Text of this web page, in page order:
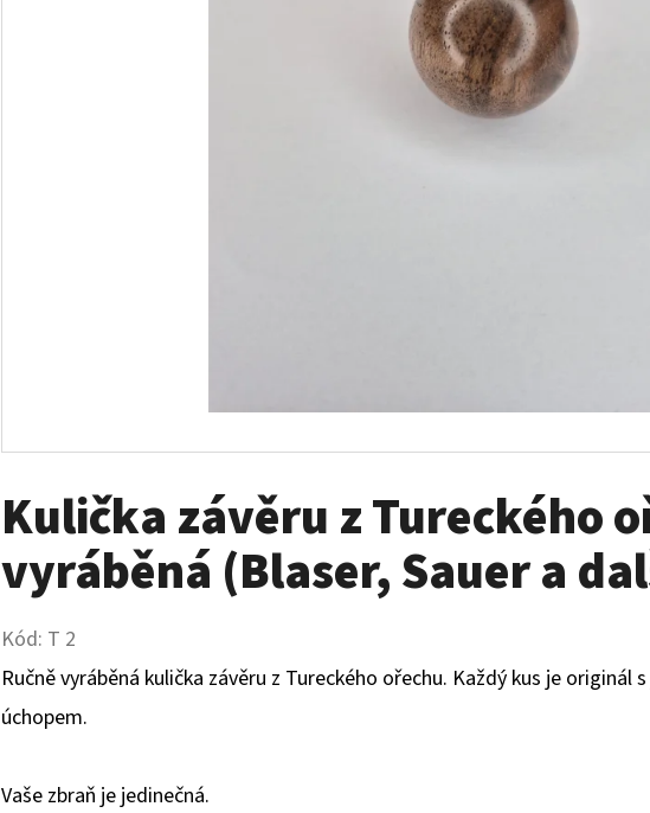
Kulička závěru z Tureckého
vyráběná (Blaser, Sauer a
Kód: T 2
Ručně vyráběná kulička závěru z Tureckého ořechu. Každý kus je originál
úchopem.
Vaše zbraň je jedinečná.
KOVOVÁ PODLOŽKA POD TROFEJ
DRŽÁK NA NÁBOJNICI, ZLATÁ